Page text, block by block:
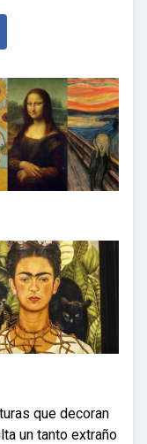
que decoran
un tanto extraño